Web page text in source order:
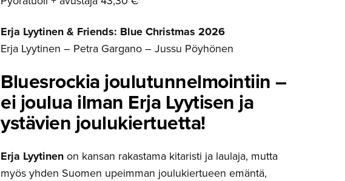
Erja Lyytinen & Friends: Blue Christmas 2026
Erja Lyytinen – Petra Gargano – Jussu Pöyhönen
Bluesrockia joulutun­nel­mointiin –
ei joulua ilman Erja Lyytisen ja
ystävien joulukier­tuetta!
Erja Lyytinen on kansan rakastama kitaristi ja laulaja, mutta
myös yhden Suomen upeimman joulukiertueen emäntä,